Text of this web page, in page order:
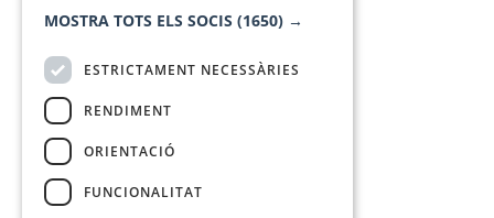
MOSTRA TOTS ELS SOCIS (1650) →
ESTRICTAMENT NECESSÀRIES
RENDIMENT
ORIENTACIÓ
FUNCIONALITAT